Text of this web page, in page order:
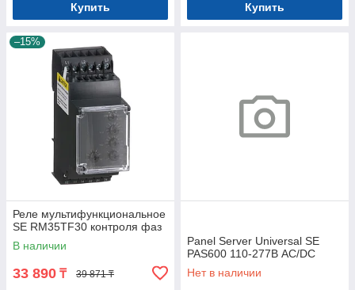
Купить Купить
–15%
Реле мультифункциональное
SE RM35TF30 контроля фаз
В наличии
33 890 ₸ 39 871 ₸
Panel Server Universal SE
PAS600 110-277В AC/DC
Нет в наличии